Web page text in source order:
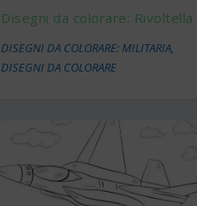
Disegni da colorare: Rivoltella
DISEGNI DA COLORARE: MILITARIA,
DISEGNI DA COLORARE